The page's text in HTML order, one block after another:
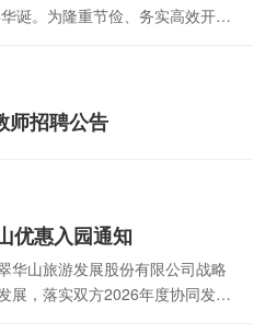
诞。为隆重节俭、务实高效开展
校庆主题、校庆视觉形象及校庆
告如下：一、征...
师招聘公告
优惠入园通知
华山旅游发展股份有限公司战略
展，落实双方2026年度协同发展